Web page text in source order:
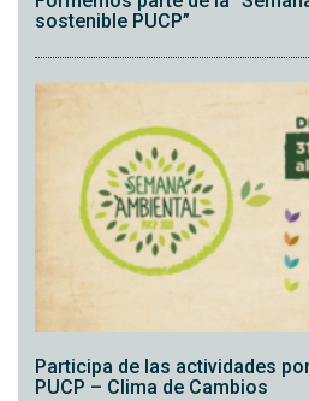
sostenible PUCP”
Participa de las actividades
PUCP – Clima de Cambios